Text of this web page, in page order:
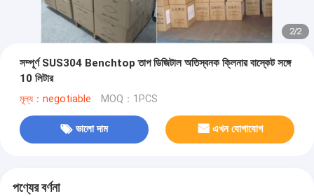
2/2
সম্পূর্ণ SUS304 Benchtop তাপ ডিজিটাল অতিস্বনক ক্লিনার বাস্কেট সঙ্গে
10 লিটার
মূল্য：negotiable MOQ：1PCS
ভালো দাম এখন যোগাযোগ
পণ্যের বর্ণনা